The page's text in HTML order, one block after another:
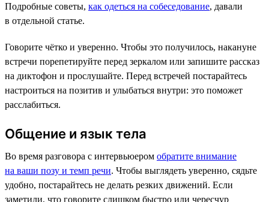
Подробные советы, как одеться на собеседование, давали
в отдельной статье.
Говорите чётко и уверенно. Чтобы это получилось, накануне
встречи порепетируйте перед зеркалом или запишите рассказ
на диктофон и прослушайте. Перед встречей постарайтесь
настроиться на позитив и улыбаться внутри: это поможет
расслабиться.
Общение и язык тела
Во время разговора с интервьюером обратите внимание
на ваши позу и темп речи. Чтобы выглядеть уверенно, сядьте
удобно, постарайтесь не делать резких движений. Если
заметили, что говорите слишком быстро или чересчур